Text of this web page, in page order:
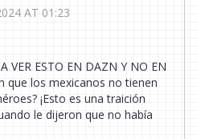
AT 01:23
VER ESTO EN DAZN Y NO EN
que los mexicanos no tienen
¡Esto es una traición
le dijeron que no había